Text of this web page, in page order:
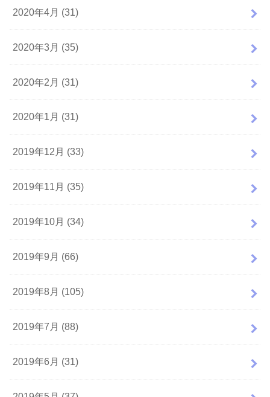
2020年4月 (31)
2020年3月 (35)
2020年2月 (31)
2020年1月 (31)
2019年12月 (33)
2019年11月 (35)
2019年10月 (34)
2019年9月 (66)
2019年8月 (105)
2019年7月 (88)
2019年6月 (31)